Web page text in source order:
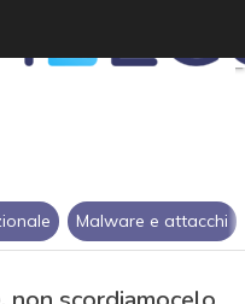
Malware e attacchi